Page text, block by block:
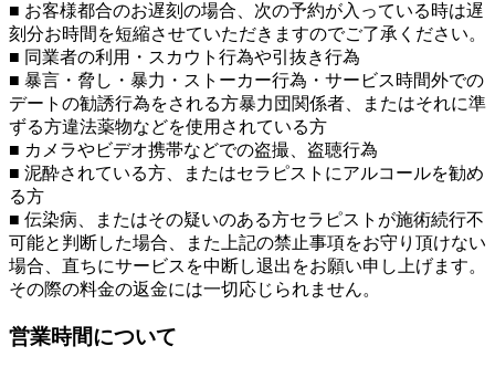
■ お客様都合のお遅刻の場合、次の予約が入っている時は遅
刻分お時間を短縮させていただきますのでご了承ください。
■ 同業者の利用・スカウト行為や引抜き行為
■ 暴言・脅し・暴力・ストーカー行為・サービス時間外での
デートの勧誘行為をされる方暴力団関係者、またはそれに準
ずる方違法薬物などを使用されている方
■ カメラやビデオ携帯などでの盗撮、盗聴行為
■ 泥酔されている方、またはセラピストにアルコールを勧め
る方
■ 伝染病、またはその疑いのある方セラピストが施術続行不
可能と判断した場合、また上記の禁止事項をお守り頂けない
場合、直ちにサービスを中断し退出をお願い申し上げます。
その際の料金の返金には一切応じられません。
営業時間について